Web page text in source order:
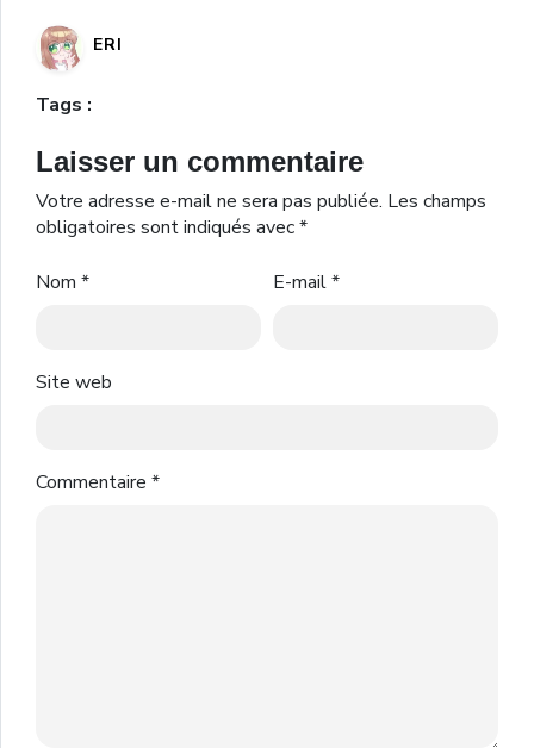
ERI
Tags :
Laisser un commentaire
Votre adresse e-mail ne sera pas publiée. Les champs
obligatoires sont indiqués avec*
Nom * E-mail*
Site web
Commentaire *